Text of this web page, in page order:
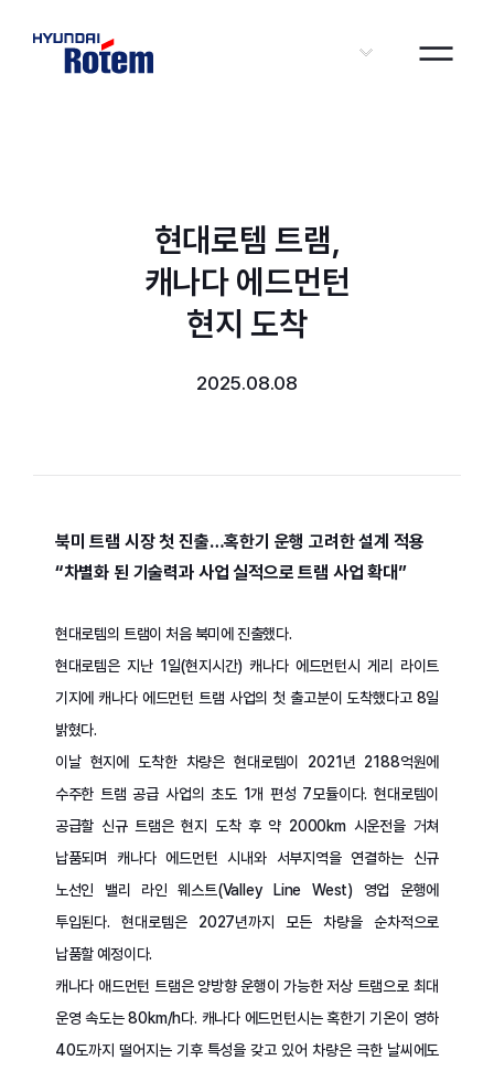
현대로템 트램,
캐나다 에드먼턴
현지 도착
2025.08.08
북미 트램 시장 첫 진출…혹한기 운행 고려한 설계 적용
“차별화 된 기술력과 사업 실적으로 트램 사업 확대”
현대로템의 트램이 처음 북미에 진출했다.
현대로템은 지난 1일(현지시간) 캐나다 에드먼턴시 게리 라이트
기지에 캐나다 에드먼턴 트램 사업의 첫 출고분이 도착했다고 8일
밝혔다.
이날 현지에 도착한 차량은 현대로템이 2021년 2188억원에
수주한 트램 공급 사업의 초도 1개 편성 7모듈이다. 현대로템이
공급할 신규 트램은 현지 도착 후 약 2000km 시운전을 거쳐
납품되며 캐나다 에드먼턴 시내와 서부지역을 연결하는 신규
노선인 밸리 라인 웨스트(Valley Line West) 영업 운행에
투입된다. 현대로템은 2027년까지 모든 차량을 순차적으로
납품할 예정이다.
캐나다 애드먼턴 트램은 양방향 운행이 가능한 저상 트램으로 최대
운영 속도는 80km/h다. 캐나다 에드먼턴시는 혹한기 기온이 영하
40도까지 떨어지는 기후 특성을 갖고 있어 차량은 극한 날씨에도